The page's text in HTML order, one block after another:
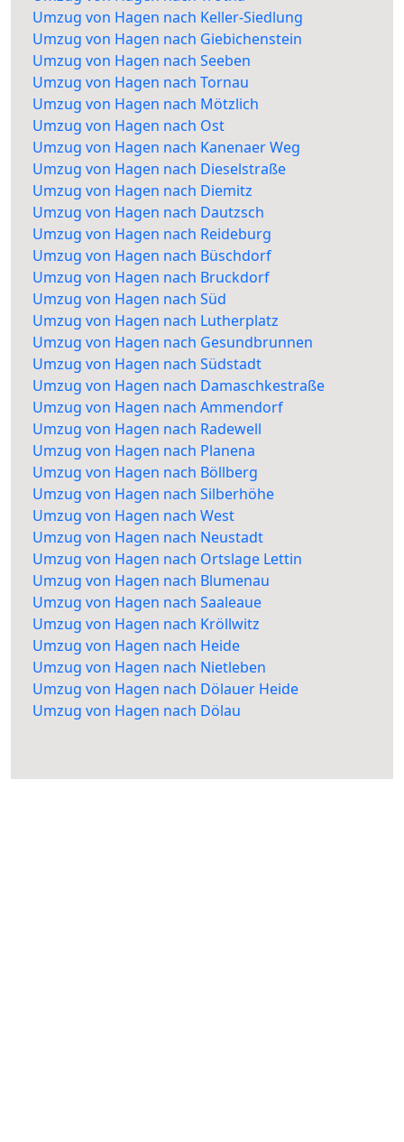
Umzug von Hagen nach Keller-Siedlung
Umzug von Hagen nach Giebichenstein
Umzug von Hagen nach Seeben
Umzug von Hagen nach Tornau
Umzug von Hagen nach Mötzlich
Umzug von Hagen nach Ost
Umzug von Hagen nach Kanenaer Weg
Umzug von Hagen nach Dieselstraße
Umzug von Hagen nach Diemitz
Umzug von Hagen nach Dautzsch
Umzug von Hagen nach Reideburg
Umzug von Hagen nach Büschdorf
Umzug von Hagen nach Bruckdorf
Umzug von Hagen nach Süd
Umzug von Hagen nach Lutherplatz
Umzug von Hagen nach Gesundbrunnen
Umzug von Hagen nach Südstadt
Umzug von Hagen nach Damaschkestraße
Umzug von Hagen nach Ammendorf
Umzug von Hagen nach Radewell
Umzug von Hagen nach Planena
Umzug von Hagen nach Böllberg
Umzug von Hagen nach Silberhöhe
Umzug von Hagen nach West
Umzug von Hagen nach Neustadt
Umzug von Hagen nach Ortslage Lettin
Umzug von Hagen nach Blumenau
Umzug von Hagen nach Saaleaue
Umzug von Hagen nach Kröllwitz
Umzug von Hagen nach Heide
Umzug von Hagen nach Nietleben
Umzug von Hagen nach Dölauer Heide
Umzug von Hagen nach Dölau